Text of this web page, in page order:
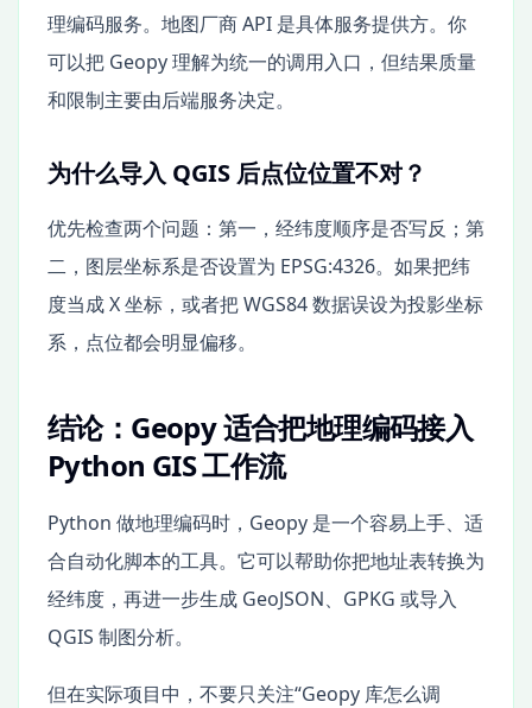
理编码服务。地图厂商 API 是具体服务提供方。你
可以把 Geopy 理解为统一的调用入口，但结果质量
和限制主要由后端服务决定。
为什么导入 QGIS 后点位位置不对？
优先检查两个问题：第一，经纬度顺序是否写反；第
二，图层坐标系是否设置为 EPSG:4326。如果把纬
度当成 X 坐标，或者把 WGS84 数据误设为投影坐标
系，点位都会明显偏移。
结论：Geopy 适合把地理编码接入
Python GIS 工作流
Python 做地理编码时，Geopy 是一个容易上手、适
合自动化脚本的工具。它可以帮助你把地址表转换为
经纬度，再进一步生成 GeoJSON、GPKG 或导入
QGIS 制图分析。
但在实际项目中，不要只关注“Geopy 库怎么调